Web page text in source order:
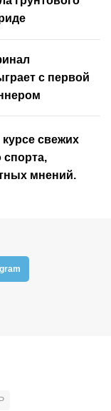
с первой
свежих
спорта,
мнений.